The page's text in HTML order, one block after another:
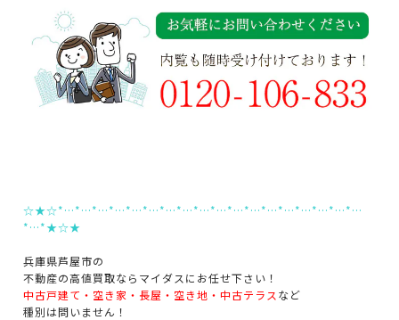
☆★☆*…*…*…*…*…*…*…*…*…*…*…*…*…*…*…*…*…*…
*…*★☆★
兵庫県芦屋市の
不動産の高値買取ならマイダスにお任せ下さい！
中古戸建て・空き家・長屋・空き地・中古テラス など
種別は問いません！